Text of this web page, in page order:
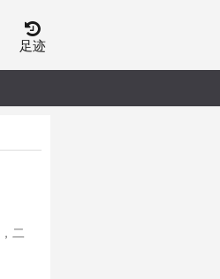
足迹
二